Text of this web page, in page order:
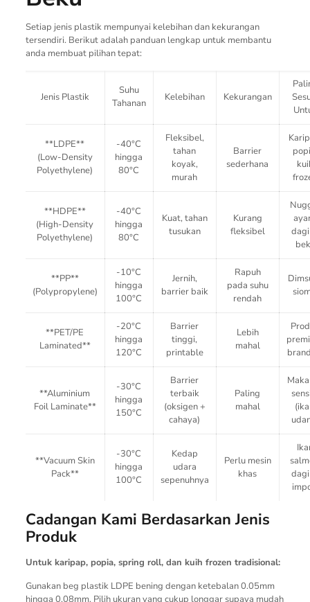
Setiap jenis plastik mempunyai kelebihan dan kekurangan
tersendiri. Berikut adalah panduan lengkap untuk membantu
anda membuat pilihan tepat:
Jenis Plastik
Suhu
Tahanan
Kelebihan Kekurangan
**LDPE**
(Low-Density
Polyethylene)
-40°C
hingga
80°C
Fleksibel,
tahan
koyak,
murah
Barrier
sederhana
**HDPE**
(High-Density
Polyethylene)
-40°C
hingga
80°C
Kuat, tahan
tusukan
Kurang
fleksibel
**PP**
(Polypropylene)
-10°C
hingga
100°C
Jernih,
barrier baik
Rapuh
pada suhu
rendah
**PET/PE
Laminated**
-20°C
hingga
120°C
Barrier
tinggi,
printable
Lebih
mahal
**Aluminium
Foil Laminate**
-30°C
hingga
150°C
Barrier
terbaik
(oksigen +
cahaya)
Paling
mahal
**Vacuum Skin
Pack**
-30°C
hingga
100°C
Kedap
udara
sepenuhnya
Perlu mesin
khas
Cadangan Kami Berdasarkan Jenis
Produk
Untuk karipap, popia, spring roll, dan kuih frozen tradisional:
Gunakan beg plastik LDPE bening dengan ketebalan 0.05mm
hingga 0.08mm. Pilih ukuran yang cukup longgar supaya mudah